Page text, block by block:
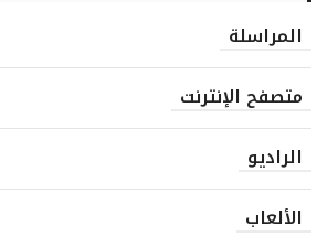
المراسلة
متصفح الإنترنت
الراديو
الألعاب